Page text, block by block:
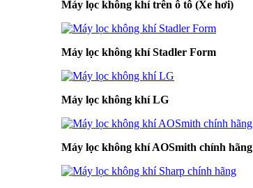
Máy lọc không khí trên ô tô (Xe hơi)
Máy lọc không khí Stadler Form
Máy lọc không khí LG
Máy lọc không khí AOSmith chính hãng